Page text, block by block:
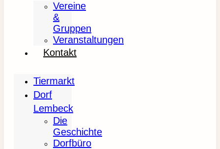
Vereine
&
Gruppen
Veranstaltungen
Kontakt
Tiermarkt
Dorf
Lembeck
Die
Geschichte
Dorfbüro